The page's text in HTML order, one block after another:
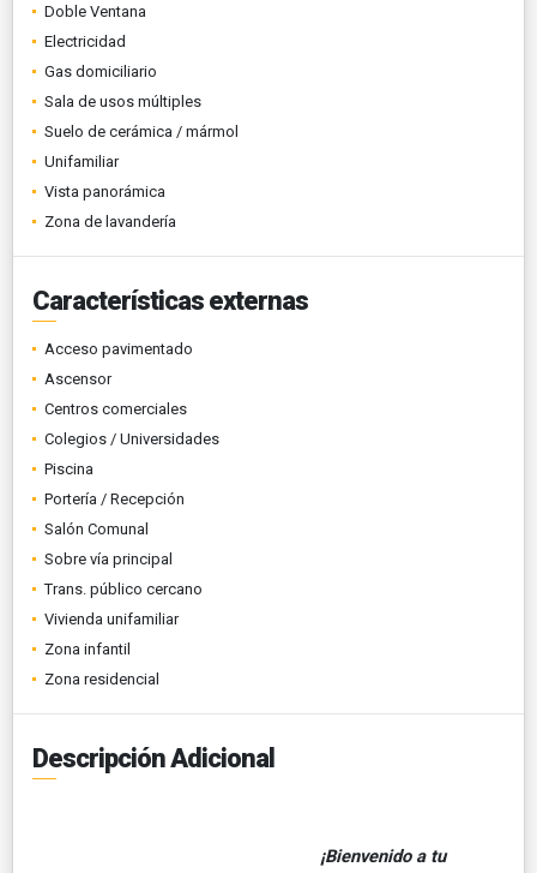
Doble Ventana
Electricidad
Gas domiciliario
Sala de usos múltiples
Suelo de cerámica / mármol
Unifamiliar
Vista panorámica
Zona de lavandería
Características externas
Acceso pavimentado
Ascensor
Centros comerciales
Colegios / Universidades
Piscina
Portería / Recepción
Salón Comunal
Sobre vía principal
Trans. público cercano
Vivienda unifamiliar
Zona infantil
Zona residencial
Descripción Adicional
¡Bienvenido a tu